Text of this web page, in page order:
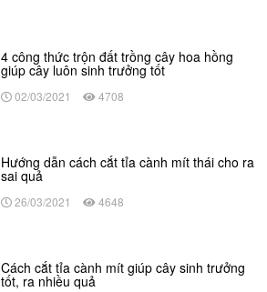
4 công thức trộn đất trồng cây hoa hồng
giúp cây luôn sinh trưởng tốt
02/03/2021 4708
Hướng dẫn cách cắt tỉa cành mít thái cho ra
sai quả
26/03/2021 4648
Cách cắt tỉa cành mít giúp cây sinh trưởng
tốt, ra nhiều quả